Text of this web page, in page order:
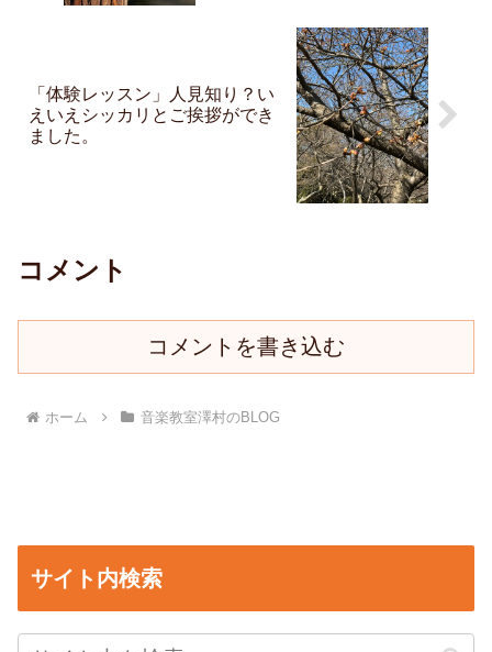
「体験レッスン」人見知り？い
えいえシッカリとご挨拶ができ
ました。
コメント
コメントを書き込む
ホーム 音楽教室澤村のBLOG
サイト内検索